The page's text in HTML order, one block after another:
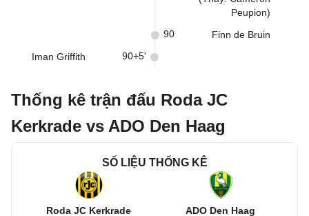
Peupion)
Finn de Bruin
90
Iman Griffith 90+5'
Thống kê trận đấu Roda JC
Kerkrade vs ADO Den Haag
SỐ LIỆU THỐNG KÊ
Roda JC Kerkrade ADO Den Haag